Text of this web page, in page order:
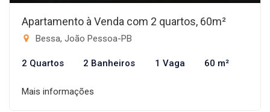
Apartamento à Venda com 2 quartos, 60m²
Bessa, João Pessoa-PB
2 Quartos 2 Banheiros 1 Vaga 60 m²
Mais informações